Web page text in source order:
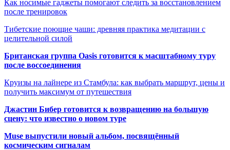
Как носимые гаджеты помогают следить за восстановлением
после тренировок
Тибетские поющие чаши: древняя практика медитации с
целительной силой
Британская группа Oasis готовится к масштабному туру
после воссоединения
Круизы на лайнере из Стамбула: как выбрать маршрут, цены и
получить максимум от путешествия
Джастин Бибер готовится к возвращению на большую
сцену: что известно о новом туре
Muse выпустили новый альбом, посвящённый
космическим сигналам